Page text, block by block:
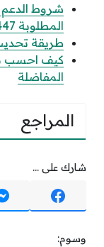
شروط الدعم
المطلوبة 1447
طريقة تحديث
المفاضلة
المراجع
شارك على ...
وسوم: